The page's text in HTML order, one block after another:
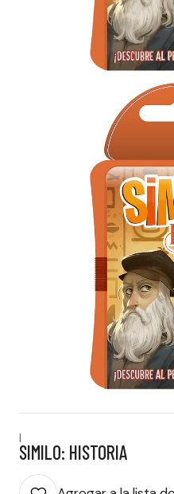
|
SIMILO: HISTORIA